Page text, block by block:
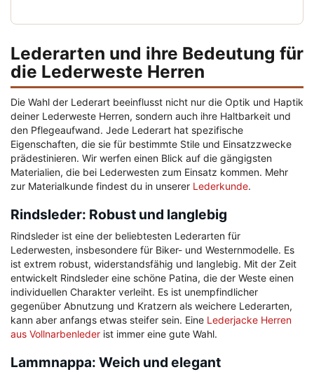
Lederarten und ihre Bedeutung für
die Lederweste Herren
Die Wahl der Lederart beeinflusst nicht nur die Optik und Haptik
deiner Lederweste Herren, sondern auch ihre Haltbarkeit und
den Pflegeaufwand. Jede Lederart hat spezifische
Eigenschaften, die sie für bestimmte Stile und Einsatzzwecke
prädestinieren. Wir werfen einen Blick auf die gängigsten
Materialien, die bei Lederwesten zum Einsatz kommen. Mehr
zur Materialkunde findest du in unserer Lederkunde.
Rindsleder: Robust und langlebig
Rindsleder ist eine der beliebtesten Lederarten für
Lederwesten, insbesondere für Biker- und Westernmodelle. Es
ist extrem robust, widerstandsfähig und langlebig. Mit der Zeit
entwickelt Rindsleder eine schöne Patina, die der Weste einen
individuellen Charakter verleiht. Es ist unempfindlicher
gegenüber Abnutzung und Kratzern als weichere Lederarten,
kann aber anfangs etwas steifer sein. Eine Lederjacke Herren
aus Vollnarbenleder ist immer eine gute Wahl.
Lammnappa: Weich und elegant